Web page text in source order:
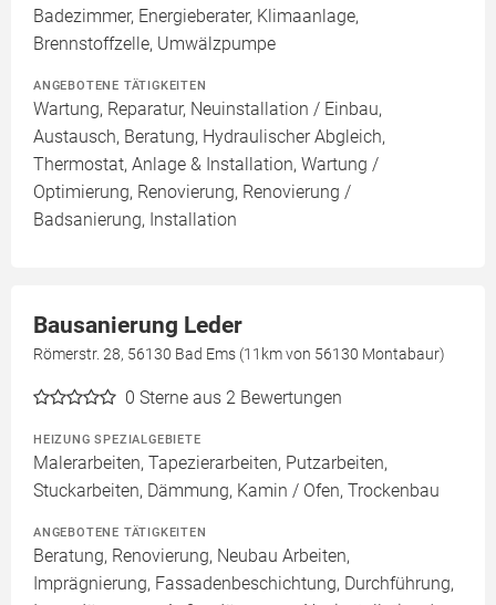
Badezimmer, Energieberater, Klimaanlage,
Brennstoffzelle, Umwälzpumpe
ANGEBOTENE TÄTIGKEITEN
Wartung, Reparatur, Neuinstallation / Einbau,
Austausch, Beratung, Hydraulischer Abgleich,
Thermostat, Anlage & Installation, Wartung /
Optimierung, Renovierung, Renovierung /
Badsanierung, Installation
Bausanierung Leder
Römerstr. 28, 56130 Bad Ems (11km von 56130 Montabaur)
0 Sterne aus 2 Bewertungen
HEIZUNG SPEZIALGEBIETE
Malerarbeiten, Tapezierarbeiten, Putzarbeiten,
Stuckarbeiten, Dämmung, Kamin / Ofen, Trockenbau
ANGEBOTENE TÄTIGKEITEN
Beratung, Renovierung, Neubau Arbeiten,
Imprägnierung, Fassadenbeschichtung, Durchführung,